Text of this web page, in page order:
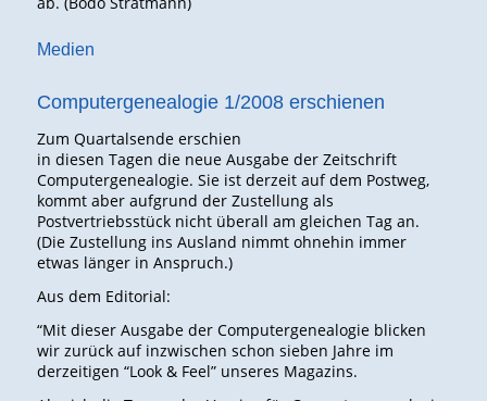
Medien
Computergenealogie 1/2008 erschienen
Zum Quartalsende erschien
in diesen Tagen die neue Ausgabe der Zeitschrift
Computergenealogie. Sie ist derzeit auf dem Postweg,
kommt aber aufgrund der Zustellung als
Postvertriebsstück nicht überall am gleichen Tag an.
(Die Zustellung ins Ausland nimmt ohnehin immer
etwas länger in Anspruch.)
Aus dem Editorial:
“Mit dieser Ausgabe der Computergenealogie blicken
wir zurück auf inzwischen schon sieben Jahre im
derzeitigen “Look & Feel” unseres Magazins.